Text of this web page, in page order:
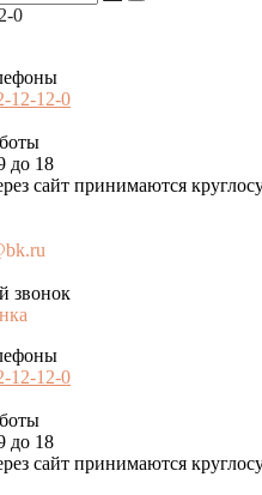
0
12-12-0
до 18
сайт принимаются
звонок
12-12-0
до 18
сайт принимаются